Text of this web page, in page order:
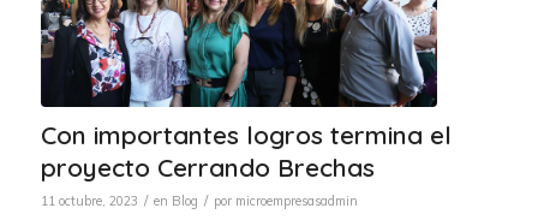
Con importantes logros termina el
proyecto Cerrando Brechas
11 octubre, 2023 / en Blog / por microempresasadmin